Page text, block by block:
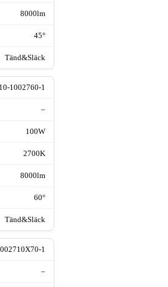
8000lm
45°
Tänd&Släck
1002760-1
–
100W
2700K
8000lm
60°
Tänd&Släck
1
–